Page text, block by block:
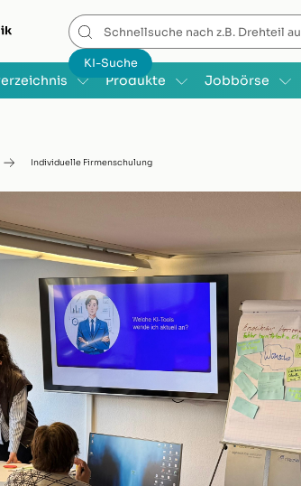
Produkte Jobbörse
Individuelle Firmenschulung